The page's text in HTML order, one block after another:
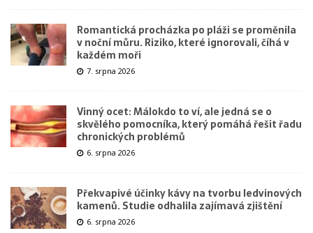
Romantická procházka po pláži se proměnila
v noční můru. Riziko, které ignorovali, číhá v
každém moři
7. srpna 2026
Vinný ocet: Málokdo to ví, ale jedná se o
skvělého pomocníka, který pomáhá řešit řadu
chronických problémů
6. srpna 2026
Překvapivé účinky kávy na tvorbu ledvinových
kamenů. Studie odhalila zajímavá zjištění
6. srpna 2026